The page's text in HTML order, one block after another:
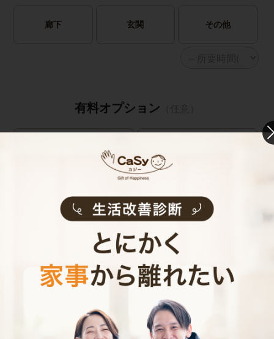
廊下 玄関 その他
有料オプション
(物理キー)
お見積り内容